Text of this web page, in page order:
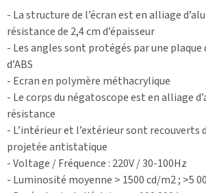
- La structure de l’écran est en alliage
résistance de 2,4 cm d’épaisseur
- Les angles sont protégés par une plaque
d’ABS
- Ecran en polymère méthacrylique
- Le corps du négatoscope est en alliage
résistance
- L’intérieur et l’extérieur sont recouverts
projetée antistatique
- Voltage / Fréquence : 220V / 30-100Hz
- Luminosité moyenne > 1500 cd/m2 ; >5